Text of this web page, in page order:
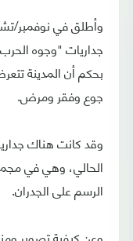
وأطلق في نوفمبر/
جداريات "وجوه
بحكم أن المدينة
جوع وفقر ومرض.
وقد كانت هناك
الحالي، وهي في
الرسم على الجدران.